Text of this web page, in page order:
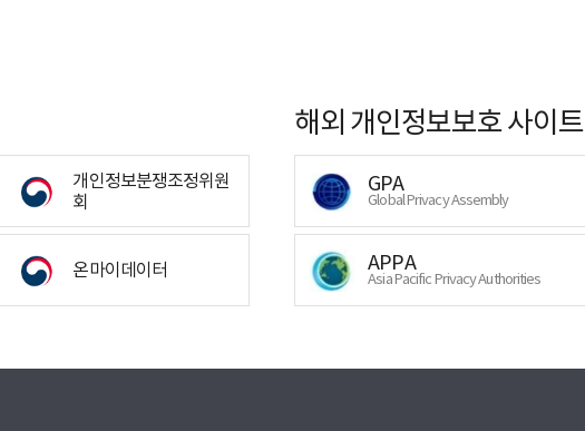
개인정보분쟁조정위원
회
온마이데이터
해외 개인정보보호 사이트
GPA
Global Privacy Assembly
APPA
Asia Pacific Privacy Authorities